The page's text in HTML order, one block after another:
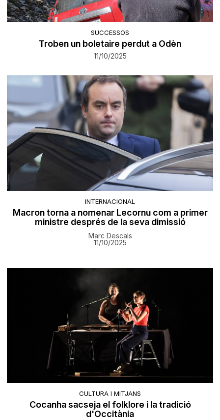
SUCCESSOS
Troben un boletaire perdut a Odèn
11/10/2025
INTERNACIONAL
Macron torna a nomenar Lecornu com a primer
ministre després de la seva dimissió
Marc Descals
11/10/2025
CULTURA I MITJANS
Cocanha sacseja el folklore i la tradició
d'Occitània